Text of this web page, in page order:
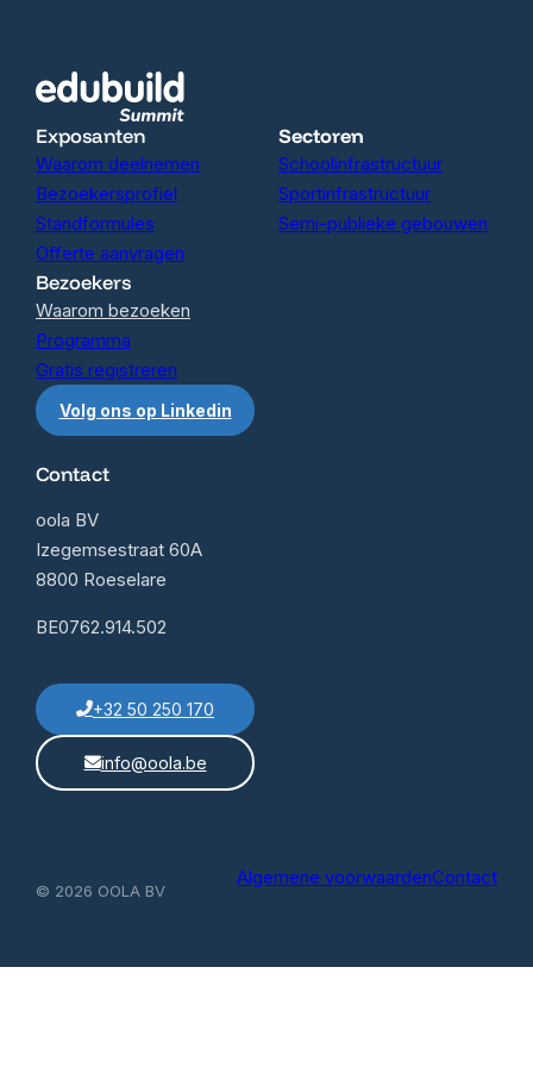
Exposanten
Waarom deelnemen
Bezoekersprofiel
Standformules
Offerte aanvragen
Bezoekers
Waarom bezoeken
Programma
Gratis registreren
Volg ons op Linkedin
Sectoren
Schoolinfrastructuur
Sportinfrastructuur
Semi-publieke gebouwen
Contact
oola BV
Izegemsestraat 60A
8800 Roeselare
BE0762.914.502
+32 50 250 170
info@oola.be
© 2026 OOLA BV
Algemene voorwaardenContact